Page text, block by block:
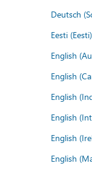
Deutsch
Eesti (Eesti)
English
English
English
English
English
English